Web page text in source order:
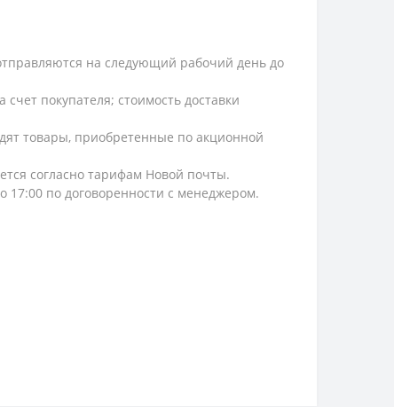
на следующий рабочий день до
покупателя; стоимость доставки
товары, приобретенные по акционной
согласно тарифам Новой почты.
17:00 по договоренности с менеджером.